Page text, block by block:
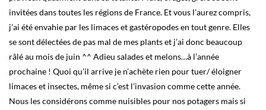
invitées dans toutes les régions de France. Et vous l’aurez compris,
j’ai été envahie par les limaces et gastéropodes en tout genre. Elles
se sont délectées de pas mal de mes plants et j’ai donc beaucoup
râlé au mois de juin ^^ Adieu salades et melons…à l’année
prochaine ! Quoi qu’il arrive je n’achète rien pour tuer/ éloigner
limaces et insectes, même si c’est l’invasion comme cette année.
Nous les considérons comme nuisibles pour nos potagers mais si